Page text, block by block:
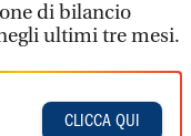
di bilancio
ultimi tre mesi.
CLICCA QUI